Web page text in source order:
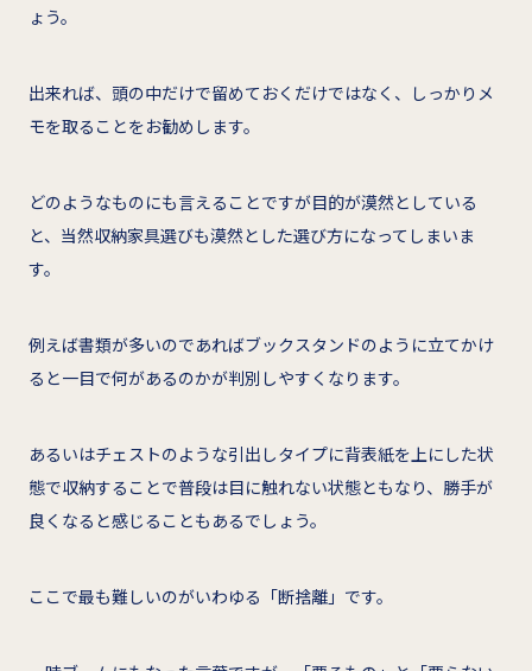
ょう。
出来れば、頭の中だけで留めておくだけではなく、しっかりメ
モを取ることをお勧めします。
どのようなものにも言えることですが目的が漠然としている
と、当然収納家具選びも漠然とした選び方になってしまいま
す。
例えば書類が多いのであればブックスタンドのように立てかけ
ると一目で何があるのかが判別しやすくなります。
あるいはチェストのような引出しタイプに背表紙を上にした状
態で収納することで普段は目に触れない状態ともなり、勝手が
良くなると感じることもあるでしょう。
ここで最も難しいのがいわゆる「断捨離」です。